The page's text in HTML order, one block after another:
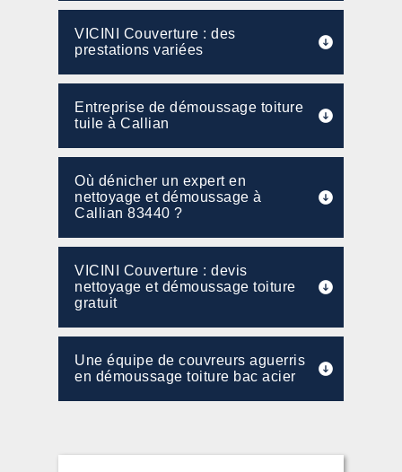
VICINI Couverture : des
prestations variées
Entreprise de démoussage toiture
tuile à Callian
Où dénicher un expert en
nettoyage et démoussage à
Callian 83440 ?
VICINI Couverture : devis
nettoyage et démoussage toiture
gratuit
Une équipe de couvreurs aguerris
en démoussage toiture bac acier